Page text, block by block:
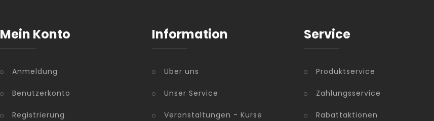
Mein Konto
Anmeldung
Benutzerkonto
Registrierung
Information
Über uns
Unser Service
Veranstaltungen - Kurse
Service
Produktservice
Zahlungsservice
Rabattaktionen